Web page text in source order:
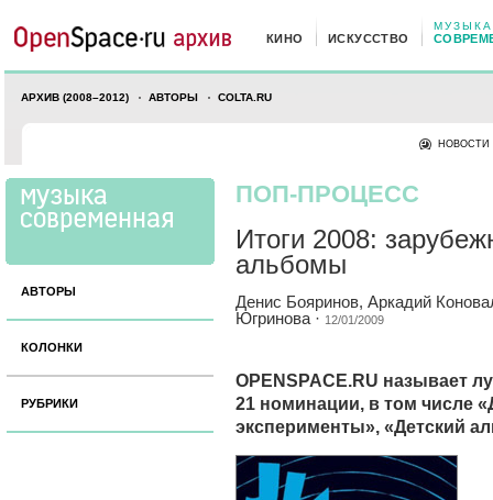
КИНО ИСКУССТВО
МУЗЫКА
АРХИВ (2008–2012) АВТОРЫ COLTA.RU
НОВОСТИ
АВТОРЫ
КОЛОНКИ
РУБРИКИ
ПОП-ПРОЦЕСС
Итоги 2008:
альбомы
Денис Бояринов, Аркадий
Югринова · 12/01/2009
OPENSPACE.RU называет
21 номинации, в том числе
эксперименты», «Детский